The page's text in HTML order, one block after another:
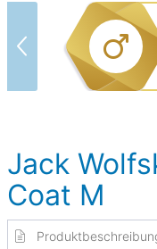
Jack
Coat M